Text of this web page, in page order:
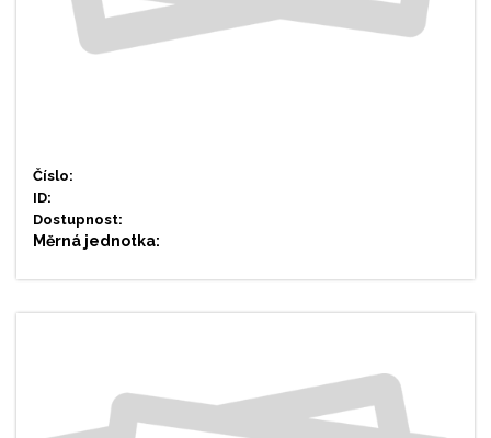
Číslo:
ID:
Dostupnost:
Měrná jednotka: